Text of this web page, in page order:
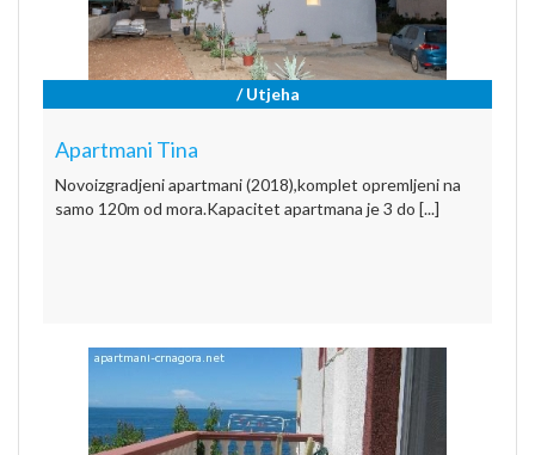
/ Utjeha
Apartmani Tina
Novoizgradjeni apartmani (2018),komplet opremljeni na
samo 120m od mora.Kapacitet apartmana je 3 do [...]